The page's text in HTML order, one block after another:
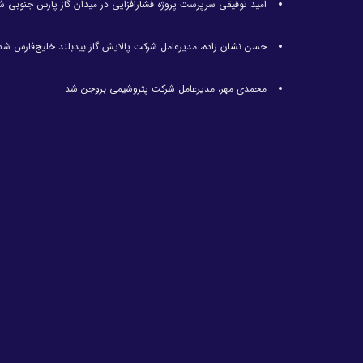
امید توفیقی سرپرست پروژه فشارافزایی در میدان گاز پارس جنوبی
حسن نشان زاده، مدیرعامل شرکت پالایش گاز بیدبلند خلیج‌فارس
محمدی مهر، مدیرعامل شرکت پتروشیمی بروجن شد